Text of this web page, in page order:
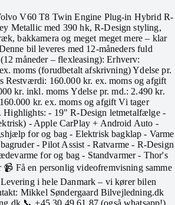
V60 T8 Twin Engine Plug-in Hybrid R-
Metallic med 390 hk, R-Design styling,
bakkamera og meget meget mere – klar
bil leveres med 12-måneders fuld
måneder – flexleasing): Erhverv:
moms (forudbetalt afskrivning) Ydelse pr.
Restværdi: 160.000 kr. ex. moms og afgift
kr. inkl. moms Ydelse pr. md.: 2.490 kr.
kr. ex. moms og afgift Vi tager
- 19" R-Design letmetalfælge -
- Apple CarPlay + Android Auto -
for og bag - Elektrisk bagklap - Varme
- Pilot Assist - Ratvarme - R-Design
for og bag - Standvarmer - Thor's
Få en personlig videofremvisning samme
i hele Danmark – vi kører bilen
Mikkel Søndergaard Bilvejledning.dk
📞 +45 30 49 61 87 (også whatsapp!)